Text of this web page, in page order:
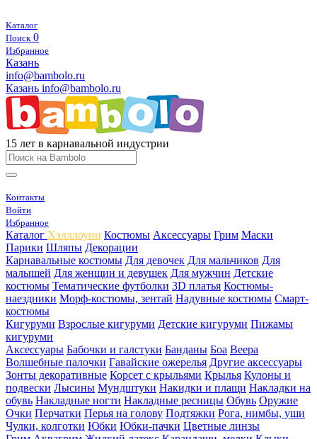
Каталог
Поиск 0
Избранное
Казань
info@bambolo.ru
Казань info@bambolo.ru
15 лет в карнавальной индустрии
Контакты
Войти
Избранное
Каталог Хэлллоуин Костюмы Аксессуары Грим Маски
Парики Шляпы Декорации
Карнавальные костюмы Для девочек Для мальчиков Для
малышей Для женщин и девушек Для мужчин Детские
костюмы Тематические футболки 3D платья Костюмы-
наездники Морф-костюмы, зентай Надувные костюмы Смарт-
костюмы
Кигуруми Взрослые кигуруми Детские кигуруми Пижамы
кигуруми
Аксессуары Бабочки и галстуки Банданы Боа Веера
Волшебные палочки Гавайские ожерелья Другие аксессуары
Зонты декоративные Корсет с крыльями Крылья Кулоны и
подвески Лысины Мундштуки Накидки и плащи Накладки на
обувь Накладные ногти Накладные ресницы Обувь Оружие
Очки Перчатки Перья на голову Подтяжки Рога, нимбы, уши
Чулки, колготки Юбки Юбки-пачки Цветные линзы